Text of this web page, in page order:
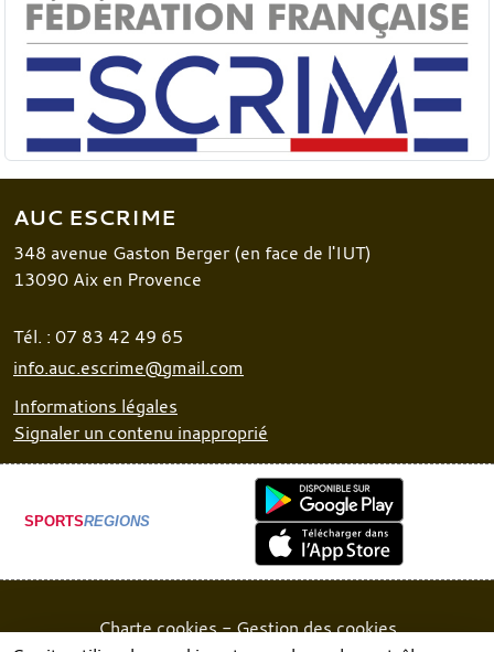
AUC ESCRIME
348 avenue Gaston Berger (en face de l'IUT)
13090 Aix en Provence
Tél. : 07 83 42 49 65
info.auc.escrime@gmail.com
Informations légales
Signaler un contenu inapproprié
SPORTSREGIONS
Charte cookies Gestion des cookies